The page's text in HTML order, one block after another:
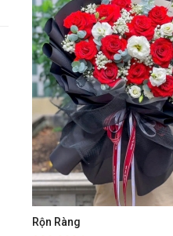
Rộn Ràng
Mua ngay